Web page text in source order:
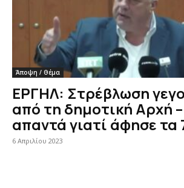
Άποψη / Θέμα
ΕΡΓΗΛ: Στρέβλωση
από τη δημοτική Αρχή
απαντά γιατί άφησε τα
6 Απριλίου 2023